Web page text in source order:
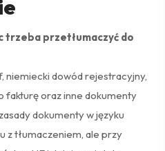
trzeba przetłumaczyć do
niemiecki dowód rejestracyjny,
fakturę oraz inne dokumenty
dokumenty w języku
z tłumaczeniem, ale przy